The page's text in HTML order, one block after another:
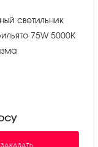
светильник
75W 5000К
ЗАКАЗАТЬ